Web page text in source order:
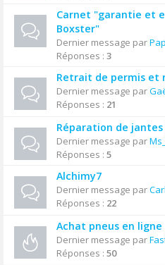
Carnet "garantie et
Boxster"
Dernier message par
Réponses : 3
Retrait de permis et
Dernier message par
Réponses : 21
Réparation de jantes
Dernier message par
Réponses : 5
Alchimy7
Dernier message par
Réponses : 22
Achat pneus en
Dernier message par
Réponses : 50